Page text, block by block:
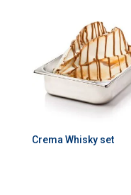
Crema Whisky set